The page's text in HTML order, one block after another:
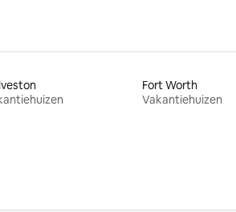
Fort Worth
Vakantiehuizen